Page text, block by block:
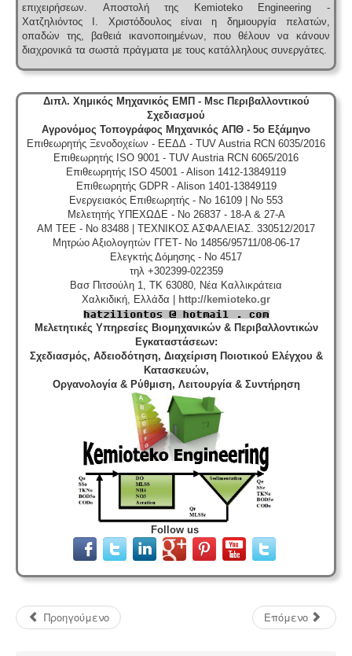
με τις από 12-06-2018 νέες διατάξεις του νόμου
4495/2017 τα εκτός σχεδίου εξ αδιαιρέτου μπορούν να
προχωρήσουν σε σύσταση διαίρεσης ιδιοκτησίας
κατόπιν αγωγής στο πρωτοδικείο από το 65% των
συνιδιοκτητών..
Συλλογή και μεταφορά λιπαντικών - ορυκτέλαιων
δραστηριότητα συλλογής και μεταφοράς
χρησιμοποιημένων ορυκτέλαιων - λιπαντικών ασκείται
μετά από την έκδοση άδειας επικινδύνων. Η άδεια
εκδίδεται μετά από την έγκριση της σχετικής
περιβαλλοντικής μελέτης οργάνωσης του δικτύου
συλλογής και μεταφοράς και της ασφάλισης
περιβαλλοντικής ευθύνης.
Τεχνικός ασφαλείας στην εργασία -
επιχειρήσεις έχουν την υποχρέωση να διαθέτουν
μελέτη επικινδυνότητας από επαγγελματία τεχνικό
ασφαλείας εγγεγραμμένο στο μητρώο της
επιθεώρησης εργασίας (Ν. 3850/10, άρθρα 12, 42, 43)
Κτηματολόγιο - .Η υποβολή δηλώσεων στο
αποφευχθεί η ταλαιπωρία είναι να υποβληθεί η
δήλωση ηλεκτρονικά μέσω ίντερνετ.
επιχειρήσεων. Αποστολή της Kemioteko Engineering -
Χατζηλιόντος Ι. Χριστόδουλος είναι η δημιουργία πελατών,
οπαδών της, βαθειά ικανοποιημένων, που θέλουν να κάνουν
διαχρονικά τα σωστά πράγματα με τους κατάλληλους συνεργάτες.
Διπλ. Χημικός Μηχανικός ΕΜΠ - Msc Περιβαλλοντικού
Σχεδιασμού
Αγρονόμος Τοπογράφος Μηχανικός ΑΠΘ - 5ο Εξάμηνο
Επιθεωρητής Ξενοδοχείων - ΕΕΔΔ - TUV Austria RCN 6035/2016
Επιθεωρητής ISO 9001 - TUV Austria RCN 6065/2016
Επιθεωρητής ISO 45001 - Alison 1412-13849119
Επιθεωρητής GDPR - Alison 1401-13849119
Ενεργειακός Επιθεωρητής - No 16109 | No 553
Μελετητής ΥΠΕΧΩΔΕ - No 26837 - 18-A & 27-A
ΑΜ ΤΕΕ - No 83488 | ΤΕΧΝΙΚΟΣ ΑΣΦΑΛΕΙΑΣ. 330512/2017
Μητρώο Αξιολογητών ΓΓΕΤ- No 14856/95711/08-06-17
Ελεγκτής Δόμησης - No 4517
τηλ +302399-022359
Βασ Πιτσούλη 1, TK 63080, Νέα Καλλικράτεια
Χαλκιδική, Ελλάδα |
http://kemioteko.gr
Μελετητικές Υπηρεσίες Βιομηχανικών & Περιβαλλοντικών
Εγκαταστάσεων:
Σχεδιασμός, Αδειοδότηση, Διαχείριση Ποιοτικού Ελέγχου &
Κατασκευών,
Οργανολογία & Ρύθμιση, Λειτουργία & Συντήρηση
Follow us
Προηγούμενο Επόμενο